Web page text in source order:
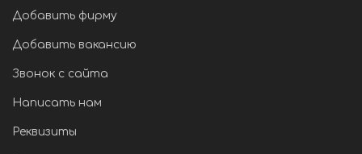
Добавить фирму
Добавить вакансию
Звонок с сайта
Написать нам
Реквизиты